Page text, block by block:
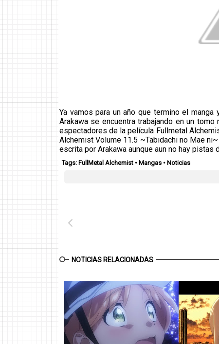
Ya vamos para un año que termino el
Arakawa se encuentra trabajando en un
espectadores de la película Fullmetal
Alchemist Volume 11.5 ~Tabidachi no Mae
escrita por Arakawa aunque aun no hay pistas
Tags: FullMetal Alchemist • Mangas • Noticias
NOTICIAS RELACIONADAS